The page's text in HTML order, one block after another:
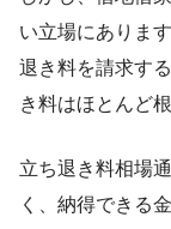
い立場にありま
退き料を請求す
き料はほとんど
立ち退き料相場
く、納得できる